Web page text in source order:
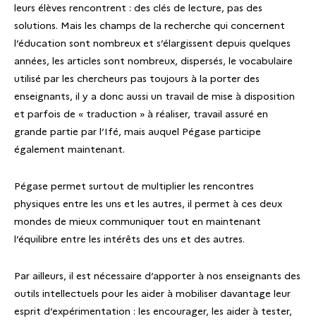
leurs élèves rencontrent : des clés de lecture, pas des
solutions. Mais les champs de la recherche qui concernent
l’éducation sont nombreux et s’élargissent depuis quelques
années, les articles sont nombreux, dispersés, le vocabulaire
utilisé par les chercheurs pas toujours à la porter des
enseignants, il y a donc aussi un travail de mise à disposition
et parfois de « traduction » à réaliser, travail assuré en
grande partie par l’Ifé, mais auquel Pégase participe
également maintenant.
Pégase permet surtout de multiplier les rencontres
physiques entre les uns et les autres, il permet à ces deux
mondes de mieux communiquer tout en maintenant
l’équilibre entre les intérêts des uns et des autres.
Par ailleurs, il est nécessaire d’apporter à nos enseignants des
outils intellectuels pour les aider à mobiliser davantage leur
esprit d’expérimentation : les encourager, les aider à tester,